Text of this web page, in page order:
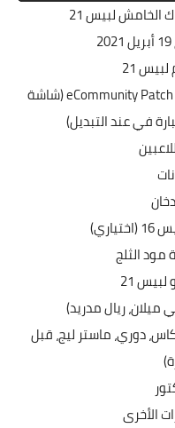
الخامش لبيس 21
21
أصلاح مشاكل الأصدار الكامل eCommunity Patch V1 AIO (شاشة
في عند التبديل)
الثلج
21
ريال مدريد)
أكثر من 25 بطولة (كاس، دوري، ماستر ليج، قبل
الأخرى